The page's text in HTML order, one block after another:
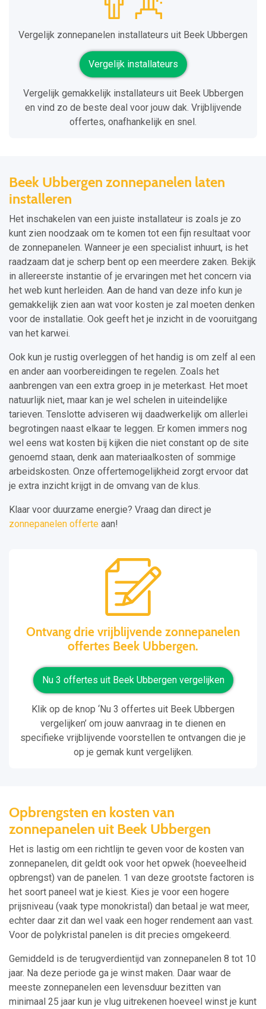
Vergelijk zonnepanelen installateurs uit Beek Ubbergen
Vergelijk installateurs
Vergelijk gemakkelijk installateurs uit Beek Ubbergen
en vind zo de beste deal voor jouw dak. Vrijblijvende
offertes, onafhankelijk en snel.
Beek Ubbergen zonnepanelen laten
installeren
Het inschakelen van een juiste installateur is zoals je zo
kunt zien noodzaak om te komen tot een fijn resultaat voor
de zonnepanelen. Wanneer je een specialist inhuurt, is het
raadzaam dat je scherp bent op een meerdere zaken. Bekijk
in allereerste instantie of je ervaringen met het concern via
het web kunt herleiden. Aan de hand van deze info kun je
gemakkelijk zien aan wat voor kosten je zal moeten denken
voor de installatie. Ook geeft het je inzicht in de vooruitgang
van het karwei.
Ook kun je rustig overleggen of het handig is om zelf al een
en ander aan voorbereidingen te regelen. Zoals het
aanbrengen van een extra groep in je meterkast. Het moet
natuurlijk niet, maar kan je wel schelen in uiteindelijke
tarieven. Tenslotte adviseren wij daadwerkelijk om allerlei
begrotingen naast elkaar te leggen. Er komen immers nog
wel eens wat kosten bij kijken die niet constant op de site
genoemd staan, denk aan materiaalkosten of sommige
arbeidskosten. Onze offertemogelijkheid zorgt ervoor dat
je extra inzicht krijgt in de omvang van de klus.
Klaar voor duurzame energie? Vraag dan direct je
zonnepanelen offerte aan!
Ontvang drie vrijblijvende zonnepanelen
offertes Beek Ubbergen.
Nu 3 offertes uit Beek Ubbergen vergelijken
Klik op de knop ‘Nu 3 offertes uit Beek Ubbergen
vergelijken’ om jouw aanvraag in te dienen en
specifieke vrijblijvende voorstellen te ontvangen die je
op je gemak kunt vergelijken.
Opbrengsten en kosten van
zonnepanelen uit Beek Ubbergen
Het is lastig om een richtlijn te geven voor de kosten van
zonnepanelen, dit geldt ook voor het opwek (hoeveelheid
opbrengst) van de panelen. 1 van deze grootste factoren is
het soort paneel wat je kiest. Kies je voor een hogere
prijsniveau (vaak type monokristal) dan betaal je wat meer,
echter daar zit dan wel vaak een hoger rendement aan vast.
Voor de polykristal panelen is dit precies omgekeerd.
Gemiddeld is de terugverdientijd van zonnepanelen 8 tot 10
jaar. Na deze periode ga je winst maken. Daar waar de
meeste zonnepanelen een levensduur bezitten van
minimaal 25 jaar kun je vlug uitrekenen hoeveel winst je kunt